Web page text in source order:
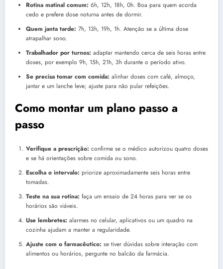
Rotina matinal comum: 6h, 12h, 18h, 0h. Boa para quem acorda
cedo e prefere dose noturna antes de dormir.
Quem janta tarde: 7h, 13h, 19h, 1h. Atenção se a última dose
atrapalhar sono.
Trabalhador por turnos: adaptar mantendo cerca de seis horas entre
doses, por exemplo 9h, 15h, 21h, 3h durante o período ativo.
Se precisa tomar com comida: alinhar doses com café, almoço,
jantar e um lanche leve; ajuste para não pular refeições.
Como montar um plano passo a
passo
Verifique a prescrição: confirme se o médico autorizou quatro doses
e se há orientações sobre comida ou sono.
Escolha o intervalo: priorize aproximadamente seis horas entre
tomadas.
Teste na sua rotina: faça um ensaio de 24 horas para ver se os
horários são viáveis.
Use lembretes: alarmes no celular, aplicativos ou um quadro na
cozinha ajudam a manter a regularidade.
Ajuste com o farmacêutico: se tiver dúvidas sobre interação com
alimentos ou horários, pergunte no balcão da farmácia.